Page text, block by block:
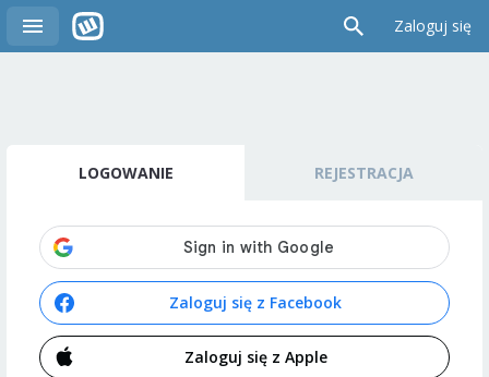
Zaloguj się
LOGOWANIE REJESTRACJA
Zaloguj się z Facebook
Zaloguj się z Apple